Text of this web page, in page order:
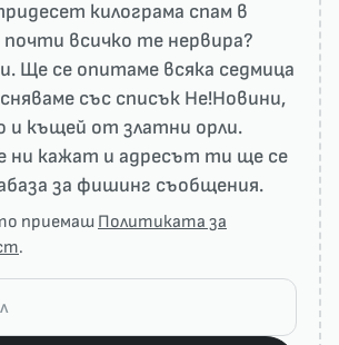
килограма спам в
всичко те нервира?
Ще се опитаме всяка седмица
със списък He!Новини,
и къщей от златни орли.
ни кажат и адресът ти ще се
за фишинг съобщения.
приемаш Политиката за
.